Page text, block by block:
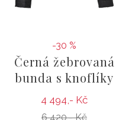
-30 %
Černá žebrovaná
bunda s knoflíky
4 494,- Kč
6 420,- Kč